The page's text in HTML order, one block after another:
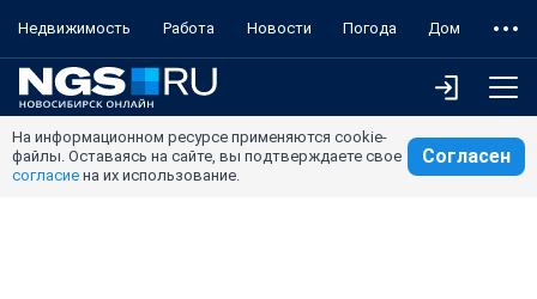
Недвижимость Работа Новости Погода Дом
На информационном ресурсе применяются cookie-
файлы. Оставаясь на сайте, вы подтверждаете свое
согласие на их использование.
Согласен